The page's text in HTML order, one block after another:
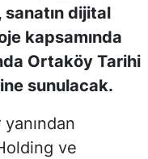
dijital
kapsamında
Ortaköy Tarihi
sunulacak.
ve